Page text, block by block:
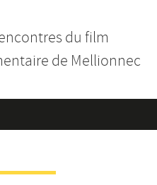
du film
de Mellionnec